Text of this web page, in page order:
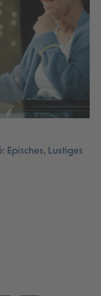
Episches, Lustiges